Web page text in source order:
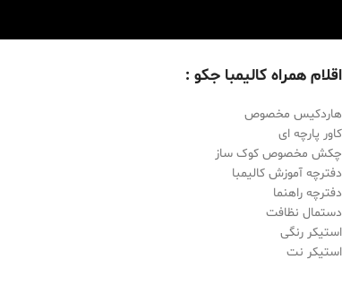
اقلام همراه کالیمبا جکو :
هاردکیس مخصوص
کاور پارچه ای
چکش مخصوص کوک ساز
دفترچه آموزش کالیمبا
دفترچه راهنما
دستمال نظافت
استیکر رنگی
استیکر نت